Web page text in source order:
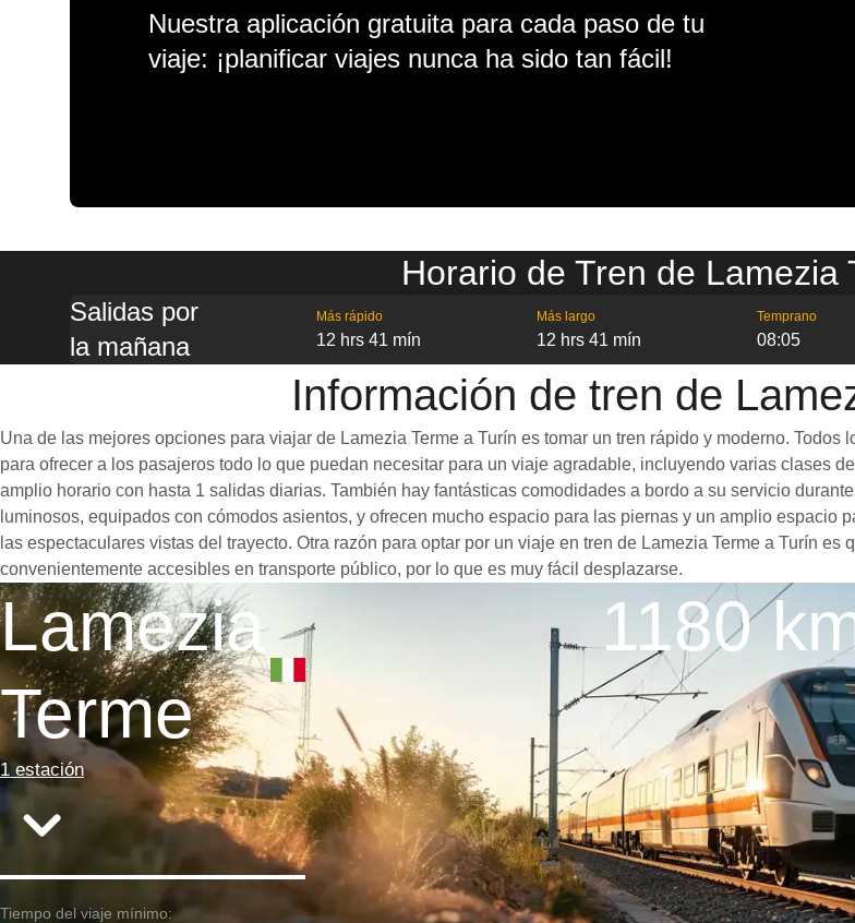
Nuestra aplicación gratuita para cada paso de tu
viaje: ¡planificar viajes nunca ha sido tan fácil!
Horario de Tren de Lamezia
Salidas por
la mañana
Más rápido
12 hrs 41 mín
Más largo
12 hrs 41 mín
Temprano
08:05
Información de tren de
Una de las mejores opciones para viajar de Lamezia Terme a Turín es tomar un tren rápido y moderno.
para ofrecer a los pasajeros todo lo que puedan necesitar para un viaje agradable, incluyendo varias clases
amplio horario con hasta 1 salidas diarias. También hay fantásticas comodidades a bordo a su servicio
luminosos, equipados con cómodos asientos, y ofrecen mucho espacio para las piernas y un amplio
las espectaculares vistas del trayecto. Otra razón para optar por un viaje en tren de Lamezia Terme a Turín
convenientemente accesibles en transporte público, por lo que es muy fácil desplazarse.
Lamezia
Terme
1 estación
1180
Tiempo del viaje mínimo: